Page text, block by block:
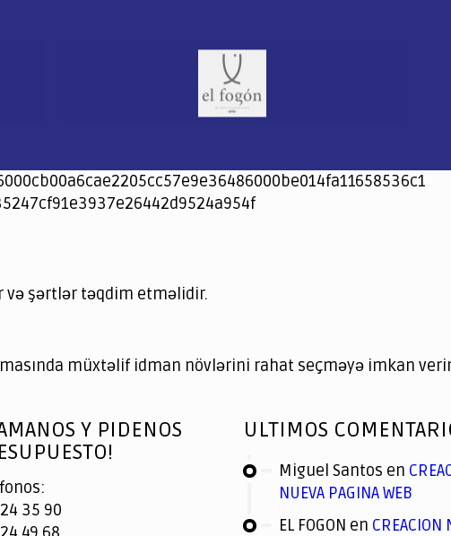
və şərtlər təqdim etməlidir.
müxtəlif idman növlərini rahat seçməyə imkan
Y PIDENOS
35 90
ULTIMOS
Miguel Santos en
NUEVA PAGINA WEB
EL FOGON en CREACION